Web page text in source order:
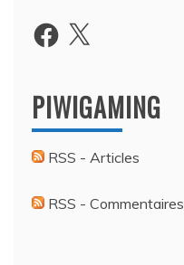
Facebook
X
PIWIGAMING
RSS - Articles
RSS - Commentaires